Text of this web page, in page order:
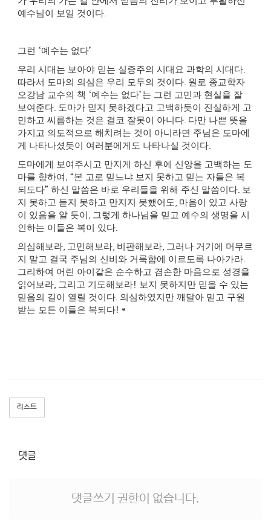
예수님이 보일 것이다.
그런 ‘예수는 없다’
우리 시대는 보아야 믿는 실증주의 시대요 과학의 시대다.
따라서 도마의 의심은 우리 모두의 것이다. 원로 종교학자
오강남 교수의 책 ‘예수는 없다’는 그런 고민과 현실을 잘
보여준다. 도마가 믿지 못하겠다고 고백하듯이 진실하게 고
민하고 씨름하는 것은 결코 잘못이 아니다. 다만 나쁜 뜻을
가지고 의도적으로 해치려는 것이 아니라면 주님은 도마에
게 나타나셨듯이 여러분에게도 나타나실 것이다.
도마에게 보여주시고 만지게 하신 후에 신앙을 고백하는 도
마를 향하여 , “본 고로 믿느냐 보지 못하고 믿는 자들은 복
되도다” 하신 말씀은 바로 우리들을 위해 주신 말씀이다. 보
지 못하고 듣지 못하고 만지지 못했어도, 마음이 있고 사랑
이 있음을 알 듯이 , 그렇게 하나님을 믿고 예수의 생명을 시
인하는 이들은 복이 있다.
의심해보라, 고민해보라, 비판해보라, 그러나 거기에 머무르
지 말고 결국 주님의 신비와 거룩함에 이르도록 나아가라.
그리하여 어린 아이같은 순수하고 겸손한 마음으로 성경을
읽어보라, 그리고 기도해보라! 보지 못하지만 믿을 수 있는
믿음의 길이 열릴 것이다. 의심하였지만 깨달아 믿고 구원
받는 모든 이들은 복되다! *
리스트
댓글
댓글쓰기 권한이 없습니다.